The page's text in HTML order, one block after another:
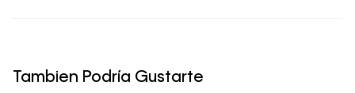
hábiles para envíos a provincia. Envíos gratis en Lima
Tambien Podría Gustarte